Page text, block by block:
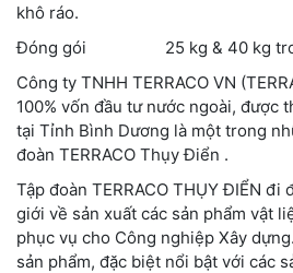
khô ráo.
Đóng gói 25 kg & 40 kg trong
Công ty TNHH TERRACO VN
100% vốn đầu tư nước ngoài, được
tại Tỉnh Bình Dương là một trong
đoàn TERRACO Thụy Điển .
Tập đoàn TERRACO THỤY ĐIỂN
giới về sản xuất các sản phẩm vật
phục vụ cho Công nghiệp Xây
sản phẩm, đặc biệt nổi bật với các